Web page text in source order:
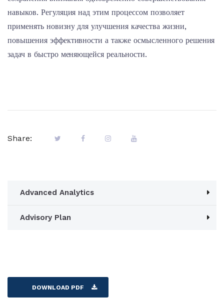
навыков. Регуляция над этим процессом позволяет
применять новизну для улучшения качества жизни,
повышения эффективности а также осмысленного решения
задач в быстро меняющейся реальности.
Share:
Advanced Analytics
Advisory Plan
DOWNLOAD PDF